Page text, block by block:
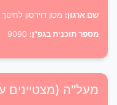
שם ארגון: מכון דוידסון
מספר תוכנית בגפ"ן:
מעל"ה (מצטיינים